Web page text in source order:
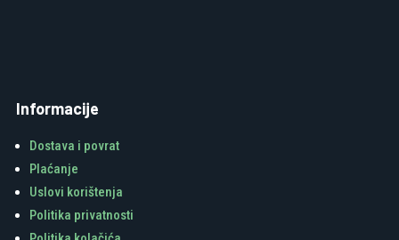
Informacije
Dostava i povrat
Plaćanje
Uslovi korištenja
Politika privatnosti